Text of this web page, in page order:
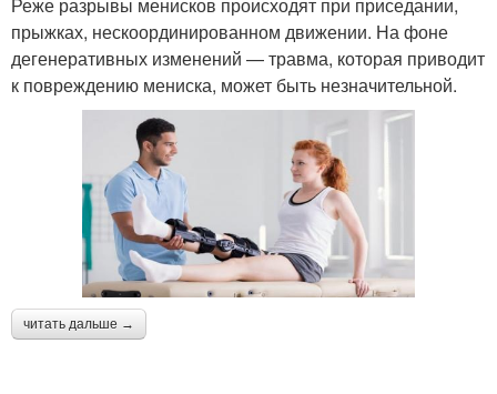
прыжках, нескоординированном движении. На фоне
дегенеративных изменений — травма, которая приводит
к повреждению мениска, может быть незначительной.
читать дальше →